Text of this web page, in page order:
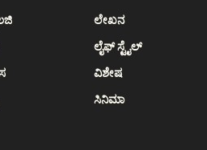
ಲೇಖನ
ಲೈಫ್ ಸ್ಟೈಲ್
ವಿಶೇಷ
ಸಿನಿಮಾ